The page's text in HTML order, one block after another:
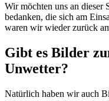
Wir möchten uns an dieser
bedanken, die sich am
waren wir wieder zurück
Gibt es Bilder
Unwetter?
Natürlich haben wir auch